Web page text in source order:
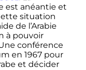
est anéantie et
situation
de l’Arabie
à pouvoir
conférence
en 1967 pour
et décider